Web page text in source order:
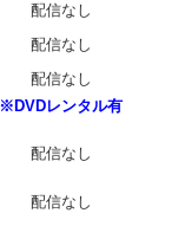
配信なし
配信なし
配信なし
※DVDレンタル有
配信なし
配信なし